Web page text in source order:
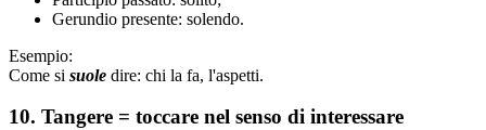
Gerundio presente: solendo.
Esempio:
Come si suole dire: chi la fa, l'aspetti.
10. Tangere = toccare nel senso di interessare